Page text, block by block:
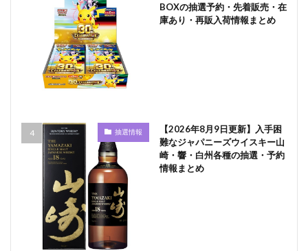
BOXの抽選予約・先着販売・在
庫あり・再販入荷情報まとめ
抽選情報
【2026年8月9日更新】入手困
難なジャパニーズウイスキー山
崎・響・白州各種の抽選・予約
情報まとめ